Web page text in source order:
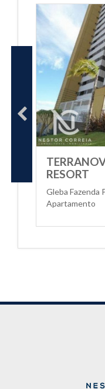
RESORT
Gleba Fazenda
Apartamento